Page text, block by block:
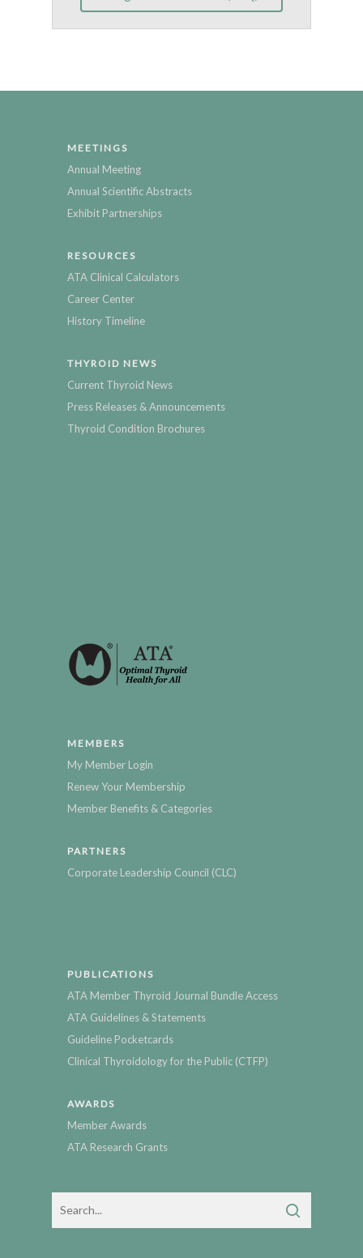
MEETINGS
Annual Meeting
Annual Scientific Abstracts
Exhibit Partnerships
RESOURCES
ATA Clinical Calculators
Career Center
History Timeline
THYROID NEWS
Current Thyroid News
Press Releases & Announcements
Thyroid Condition Brochures
MEMBERS
My Member Login
Renew Your Membership
Member Benefits & Categories
PARTNERS
Corporate Leadership Council (CLC)
PUBLICATIONS
ATA Member Thyroid Journal Bundle Access
ATA Guidelines & Statements
Guideline Pocketcards
Clinical Thyroidology for the Public (CTFP)
AWARDS
Member Awards
ATA Research Grants